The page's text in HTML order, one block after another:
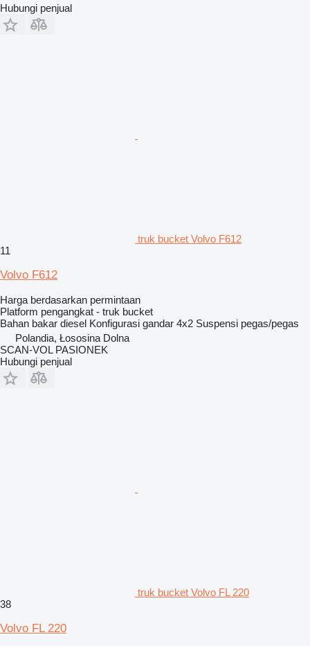
Hubungi penjual
truk bucket Volvo F612
11
Volvo F612
Harga berdasarkan permintaan
Platform pengangkat - truk bucket
Bahan bakar diesel Konfigurasi gandar 4x2 Suspensi pegas/pegas
Polandia, Łososina Dolna
SCAN-VOL PASIONEK
Hubungi penjual
truk bucket Volvo FL 220
38
Volvo FL 220